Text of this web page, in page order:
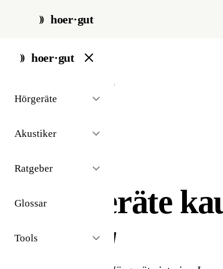
hoer·gut
hoer·gut
Hörgeräte
Akustiker
Ratgeber
Glossar
Tools
kaufen
// hörgeräte kaufen
Hörgeräte
richtig